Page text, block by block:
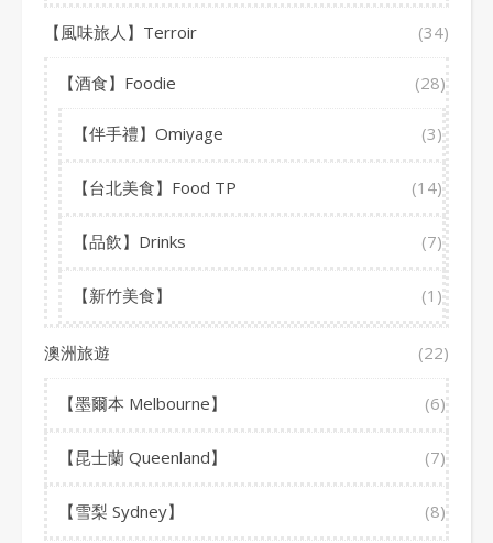
【風味旅人】Terroir (34)
【酒食】Foodie (28)
【伴手禮】Omiyage (3)
【台北美食】Food TP (14)
【品飲】Drinks (7)
【新竹美食】 (1)
澳洲旅遊 (22)
【墨爾本 Melbourne】 (6)
【昆士蘭 Queenland】 (7)
【雪梨 Sydney】 (8)